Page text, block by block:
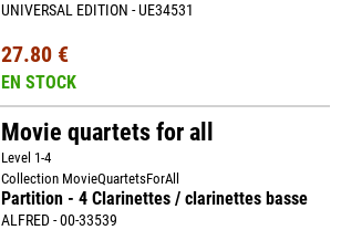
UNIVERSAL EDITION - UE34531
27.80 €
EN STOCK
Movie quartets for all
Level 1-4
Collection MovieQuartetsForAll
Partition - 4 Clarinettes / clarinettes basse
ALFRED - 00-33539